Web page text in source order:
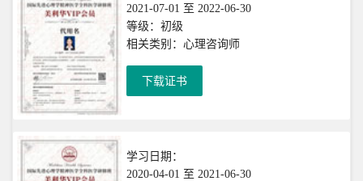
2021-07-01 至 2022-06-30
等级：初级
相关类别：心理咨询师
下载证书
学习日期：
2020-04-01 至 2021-06-30